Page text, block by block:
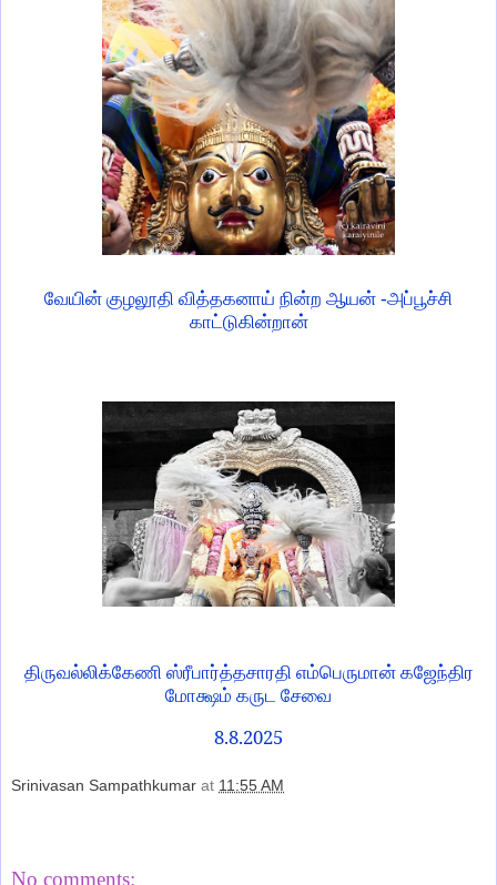
வேயின் குழலூதி வித்தகனாய் நின்ற ஆயன் -அப்பூச்சி
காட்டுகின்றான்
திருவல்லிக்கேணி ஸ்ரீபார்த்தசாரதி எம்பெருமான் கஜேந்திர
மோக்ஷம் கருட சேவை
8.8.2025
Srinivasan Sampathkumar at 11:55 AM
No comments: